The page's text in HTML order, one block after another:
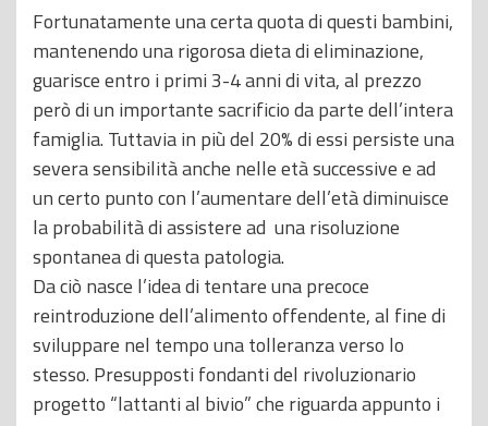
Fortunatamente una certa quota di questi bambini,
mantenendo una rigorosa dieta di eliminazione,
guarisce entro i primi 3-4 anni di vita, al prezzo
però di un importante sacrificio da parte dell’intera
famiglia. Tuttavia in più del 20% di essi persiste una
severa sensibilità anche nelle età successive e ad
un certo punto con l’aumentare dell’età diminuisce
la probabilità di assistere ad una risoluzione
spontanea di questa patologia.
Da ciò nasce l’idea di tentare una precoce
reintroduzione dell’alimento offendente, al fine di
sviluppare nel tempo una tolleranza verso lo
stesso. Presupposti fondanti del rivoluzionario
progetto “lattanti al bivio” che riguarda appunto i